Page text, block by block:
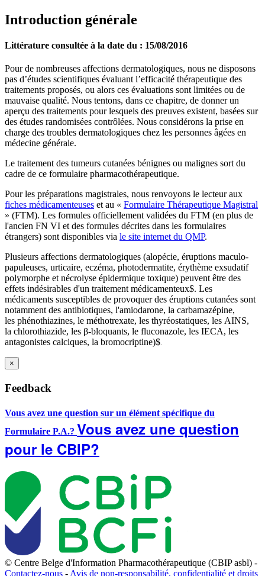
Introduction générale
Littérature consultée à la date du : 15/08/2016
Pour de nombreuses affections dermatologiques, nous ne disposons
pas d’études scientifiques évaluant l’efficacité thérapeutique des
traitements proposés, ou alors ces évaluations sont limitées ou de
mauvaise qualité. Nous tentons, dans ce chapitre, de donner un
aperçu des traitements pour lesquels des preuves existent, basées sur
des études randomisées contrôlées. Nous considérons la prise en
charge des troubles dermatologiques chez les personnes âgées en
médecine générale.
Le traitement des tumeurs cutanées bénignes ou malignes sort du
cadre de ce formulaire pharmacothérapeutique.
Pour les préparations magistrales, nous renvoyons le lecteur aux
fiches médicamenteuses et au « Formulaire Thérapeutique Magistral
» (FTM). Les formules officiellement validées du FTM (en plus de
l'ancien FN VI et des formules décrites dans les formulaires
étrangers) sont disponibles via le site internet du QMP.
Plusieurs affections dermatologiques (alopécie, éruptions maculo-
papuleuses, urticaire, eczéma, photodermatite, érythème exsudatif
polymorphe et nécrolyse épidermique toxique) peuvent être des
effets indésirables d'un traitement médicamenteux$​​​​​​​​​​​​​​. Les
médicaments susceptibles de provoquer des éruptions cutanées sont
notamment des antibiotiques, l'amiodarone, la carbamazépine,
les phénothiazines, le méthotrexate, les thyréostatiques, les AINS,
la chlorothiazide, les β-bloquants, le fluconazole, les IECA, les
antagonistes calciques, la bromocriptine)$
×
Feedback
Vous avez une question sur un élément spécifique du
Formulaire P.A.? Vous avez une question
pour le CBIP?
© Centre Belge d'Information Pharmacothérapeutique (CBIP asbl) -
Contactez-nous - Avis de non-responsabilité, confidentialité et droits